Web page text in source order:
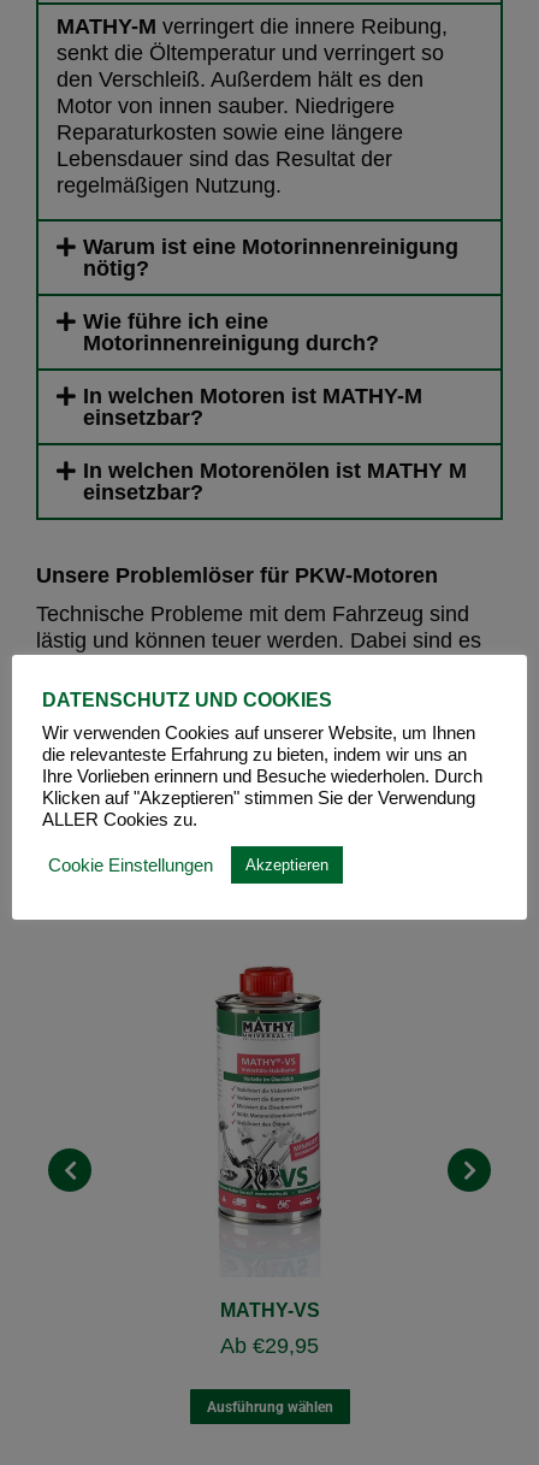
MATHY-M verringert die innere Reibung,
senkt die Öltemperatur und verringert so
den Verschleiß. Außerdem hält es den
Motor von innen sauber. Niedrigere
Reparaturkosten sowie eine längere
Lebensdauer sind das Resultat der
regelmäßigen Nutzung.
Warum ist eine Motorinnenreinigung
nötig?
Wie führe ich eine
Motorinnenreinigung durch?
In welchen Motoren ist MATHY-M
einsetzbar?
In welchen Motorenölen ist MATHY M
einsetzbar?
Unsere Problemlöser für PKW-Motoren
Technische Probleme mit dem Fahrzeug sind
lästig und können teuer werden. Dabei sind es
beeinträchtigen. Ein unrunder und rauher
Motorlauf, klappernde Hydrostössel, ein
erhöhter Ölverlust und Ölverbrauch, Kaltstart-
schwierigkeiten und Leistungsverlust sind oft
beschriebene Probleme.
an und können teure Reparaturen
MATHY-VS
Ab €29,95
Ausführung wählen
DATENSCHUTZ UND COOKIES
Wir verwenden Cookies auf unserer Website, um Ihnen
die relevanteste Erfahrung zu bieten, indem wir uns an
Ihre Vorlieben erinnern und Besuche wiederholen. Durch
Klicken auf "Akzeptieren" stimmen Sie der Verwendung
ALLER Cookies zu.
Cookie Einstellungen Akzeptieren